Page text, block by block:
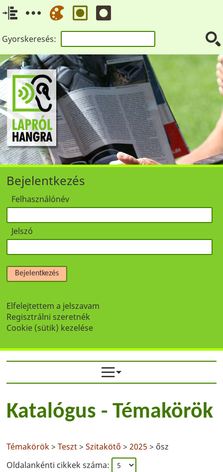
Gyorskeresés:
Bejelentkezés
Felhasználónév
Jelszó
Bejelentkezés
Elfelejtettem a jelszavam
Regisztrálni szeretnék
Cookie (sütik) kezelése
Katalógus - Témakörök
Témakörök>Teszt>Szitakötő >2025 > ősz
Oldalankénti cikkek száma: